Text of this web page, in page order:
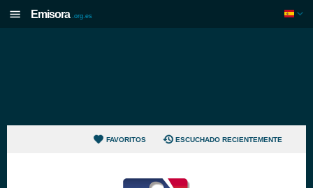
Emisora .org.es
FAVORITOS ESCUCHADO RECIENTEMENTE